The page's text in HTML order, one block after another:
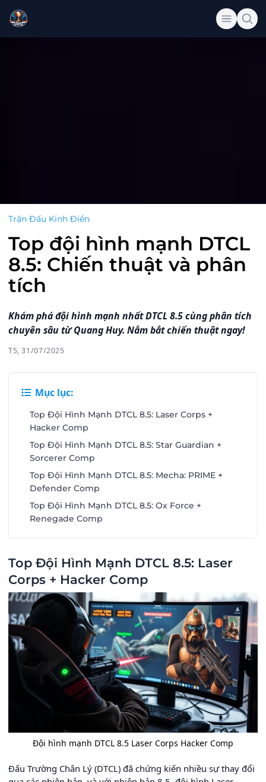
Trận Đấu Kinh Điển
Top đội hình mạnh DTCL
8.5: Chiến thuật và phân
tích
Khám phá đội hình mạnh nhất DTCL 8.5 cùng phân tích
chuyên sâu từ Quang Huy. Nắm bắt chiến thuật ngay!
T5, 31/07/2025
Mục lục:
Top Đội Hình Mạnh DTCL 8.5: Laser Corps +
Hacker Comp
Top Đội Hình Mạnh DTCL 8.5: Star Guardian +
Sorcerer Comp
Top Đội Hình Mạnh DTCL 8.5: Mecha: PRIME +
Defender Comp
Top Đội Hình Mạnh DTCL 8.5: Ox Force +
Renegade Comp
Top Đội Hình Mạnh DTCL 8.5: Laser
Corps + Hacker Comp
Đội hình mạnh DTCL 8.5 Laser Corps Hacker Comp
Đấu Trường Chân Lý (DTCL) đã chứng kiến nhiều sự thay đổi